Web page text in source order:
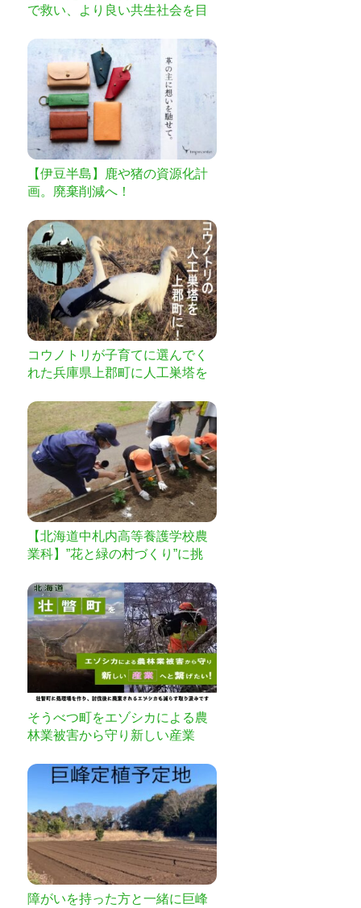
で救い、より良い共生社会を目
【伊豆半島】鹿や猪の資源化計
画。廃棄削減へ！
コウノトリが子育てに選んでく
れた兵庫県上郡町に人工巣塔を
【北海道中札内高等養護学校農
業科】”花と緑の村づくり”に挑
そうべつ町をエゾシカによる農
林業被害から守り新しい産業
障がいを持った方と一緒に巨峰